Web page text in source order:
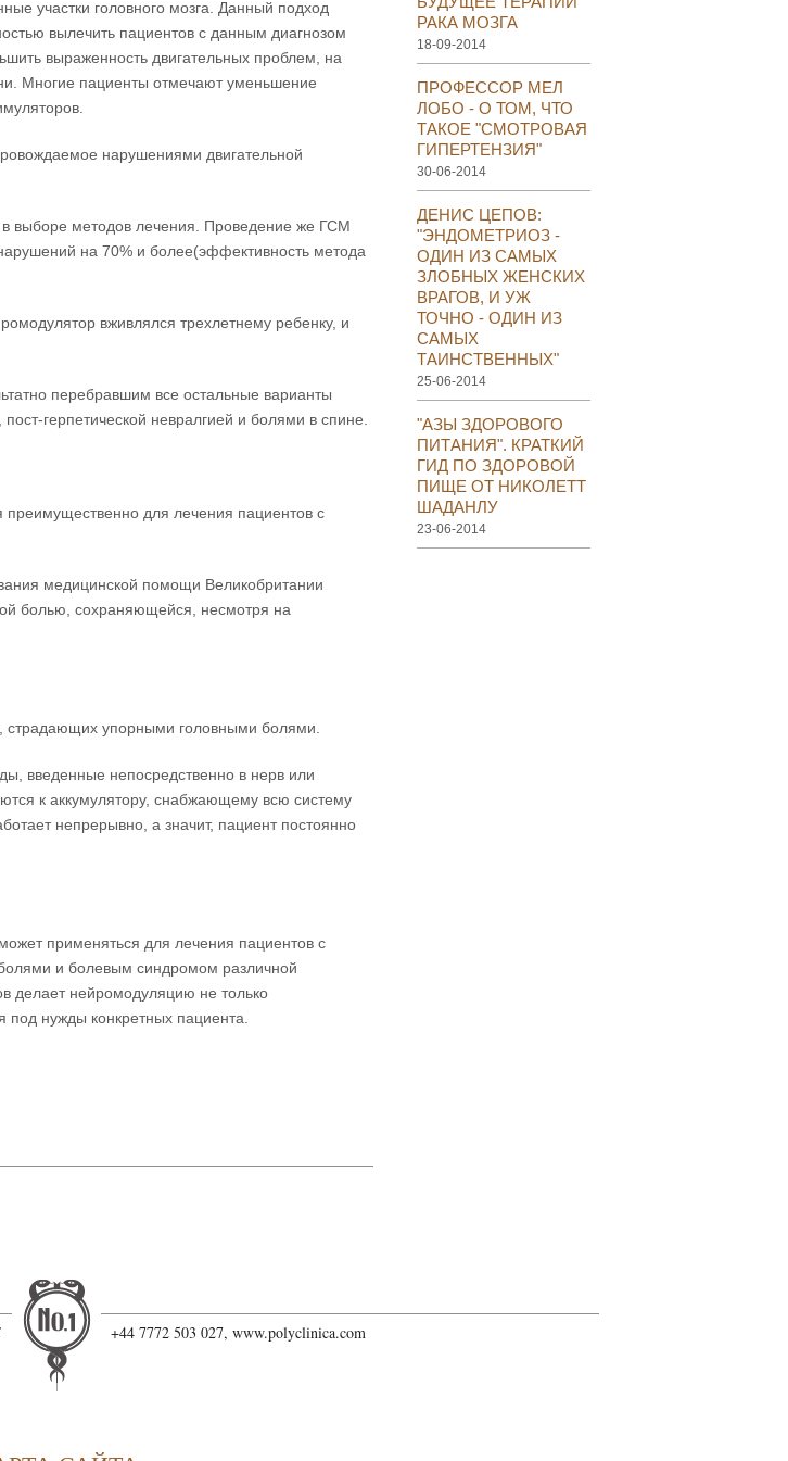
участки головного мозга. Данный подход
вылечить пациентов с данным диагнозом
выраженность двигательных проблем, на
Многие пациенты отмечают уменьшение
нарушениями двигательной
выборе методов лечения. Проведение же ГСМ
на 70% и более(эффективность метода
вживлялся трехлетнему ребенку, и
перебравшим все остальные варианты
герпетической невралгией и болями в спине.
преимущественно для лечения пациентов с
медицинской помощи Великобритании
болью, сохраняющейся, несмотря на
страдающих упорными головными болями.
введенные непосредственно в нерв или
к аккумулятору, снабжающему всю систему
непрерывно, а значит, пациент постоянно
применяться для лечения пациентов с
и болевым синдромом различной
делает нейромодуляцию не только
нужды конкретных пациента.
РАКА МОЗГА
18-09-2014
ПРОФЕССОР МЕЛ
ЛОБО - О ТОМ, ЧТО
ТАКОЕ "СМОТРОВАЯ
ГИПЕРТЕНЗИЯ"
30-06-2014
ДЕНИС ЦЕПОВ:
"ЭНДОМЕТРИОЗ -
ОДИН ИЗ САМЫХ
ЗЛОБНЫХ ЖЕНСКИХ
ВРАГОВ, И УЖ
ТОЧНО - ОДИН ИЗ
САМЫХ
ТАИНСТВЕННЫХ"
25-06-2014
"АЗЫ ЗДОРОВОГО
ПИТАНИЯ". КРАТКИЙ
ГИД ПО ЗДОРОВОЙ
ПИЩЕ ОТ НИКОЛЕТТ
ШАДАНЛУ
23-06-2014
+44 7772 503 027, www.polyclinica.com